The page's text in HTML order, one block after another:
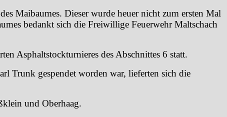
Maibaumes. Dieser wurde heuer nicht zum ersten Mal
bedankt sich die Freiwillige Feuerwehr Maltschach
Asphaltstockturnieres des Abschnittes 6 statt.
Trunk gespendet worden war, lieferten sich die
und Oberhaag.